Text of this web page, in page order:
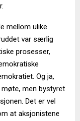
mellom ulike
var særlig
prosesser,
Og ja,
men bystyret
Det er vel
at aksjonistene